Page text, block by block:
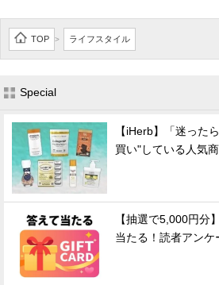
TOP > ライフスタイル
Special
【iHerb】「迷った
買い"している人気
【抽選で5,000円分
当たる！読者アンケ